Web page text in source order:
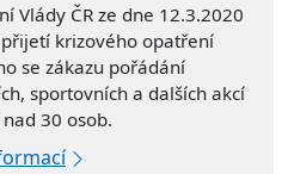
Vlády ČR ze dne 12.3.2020
krizového opatření
se zákazu pořádání
sportovních a dalších akcí
30 osob.